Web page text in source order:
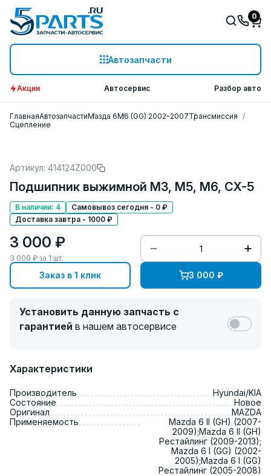
Автозапчасти
0
Акции Автосервис Разбор авто
ГлавнаяАвтозапчастиМазда 6M6 (GG) 2002-2007Трансмиссия
Сцепление
Артикул: 414124Z000
Подшипник выжимной M3, M5, M6, CX-5
В наличии: 4
Самовывоз сегодня - 0 ₽
Доставка завтра - 1000 ₽
3 000 ₽
3 000 ₽ за 1 шт.
Заказ в 1 клик 3 000 ₽
Установить данную запчасть с
гарантией в нашем автосервисе
Характеристики
Производитель
Hyundai/KIA
Состояние
Новое
Оригинал
MAZDA
Применяемость
Mazda 6 II (GH) (2007-
2009);Mazda 6 II (GH)
Рестайлинг (2009-2013);
Mazda 6 I (GG) (2002-
2005);Mazda 6 I (GG)
Рестайлинг (2005-2008)